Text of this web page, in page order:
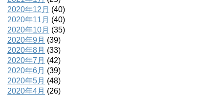
2020年12月 (40)
2020年11月 (40)
2020年10月 (35)
2020年9月 (39)
2020年8月 (33)
2020年7月 (42)
2020年6月 (39)
2020年5月 (48)
2020年4月 (26)